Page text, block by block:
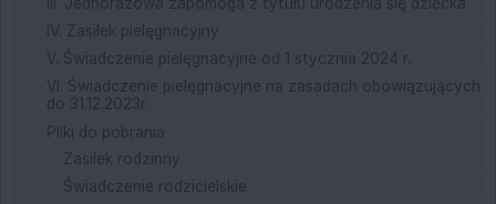
IV. Zasiłek pielęgnacyjny
V. Świadczenie pielęgnacyjne od 1 stycznia 2024 r.
VI. Świadczenie pielęgnacyjne na zasadach obowiązujących
do 31.12.2023r.
Pliki do pobrania
Zasiłek rodzinny
Świadczenie rodzicielskie